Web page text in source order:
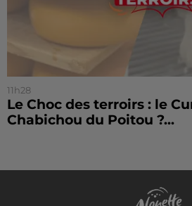
11h28
Le Choc des terroirs : le
Chabichou du Poitou ?...